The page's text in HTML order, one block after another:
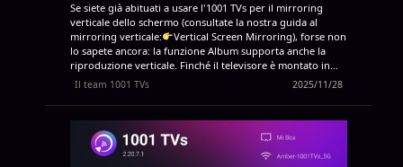
Se siete già abituati a usare l'1001 TVs per il mirroring
verticale dello schermo (consultate la nostra guida al
mirroring verticale:
Vertical Screen Mirroring), forse non
lo sapete ancora: la funzione Album supporta anche la
riproduzione verticale. Finché il televisore è montato in
orientamento verticale, sia le foto che i video possono
seguito vi mostreremo il flusso completo: Caricare dal
telefono ➜ Riprodurre in verticale sul televisore. 1. Sul
telefono: caricare prima le foto/video sul televisore ❶
Aprire l'applicazione mobile 1001 TVs e toccare Album ❷
Il team 1001 TVs 2025/11/28